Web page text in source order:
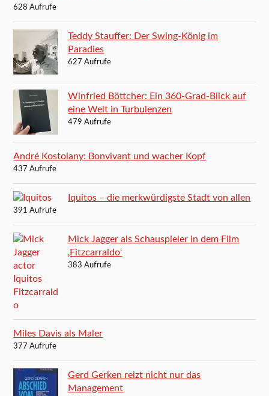
628 Aufrufe
Teddy Stauffer: Der Swing-König im
Paradies
627 Aufrufe
Winfried Böttcher: Ein 360-Grad-Blick auf
eine Welt in Turbulenzen
479 Aufrufe
André Kostolany: Bonvivant und wacher Kopf
437 Aufrufe
Iquitos – die merkwürdigste Stadt von allen
391 Aufrufe
Mick Jagger als Schauspieler in dem Film
‚Fitzcarraldo‘
383 Aufrufe
Miles Davis als Maler
377 Aufrufe
Gerd Gerken reizt nicht nur das
Management